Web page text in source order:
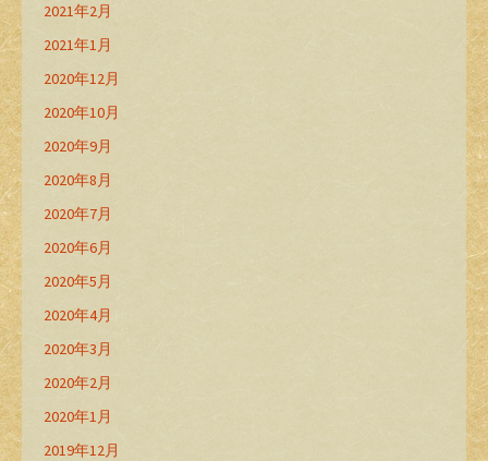
2021年2月
2021年1月
2020年12月
2020年10月
2020年9月
2020年8月
2020年7月
2020年6月
2020年5月
2020年4月
2020年3月
2020年2月
2020年1月
2019年12月